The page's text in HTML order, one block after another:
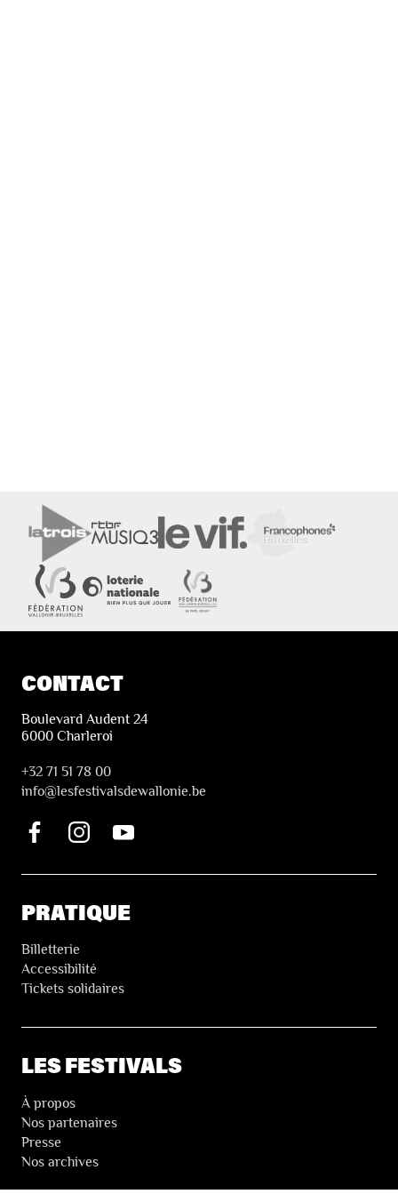
CONTACT
Boulevard Audent 24
6000 Charleroi
+32 71 51 78 00
info@lesfestivalsdewallonie.be
PRATIQUE
Billetterie
Accessibilité
Tickets solidaires
LES FESTIVALS
À propos
Nos partenaires
Presse
Nos archives